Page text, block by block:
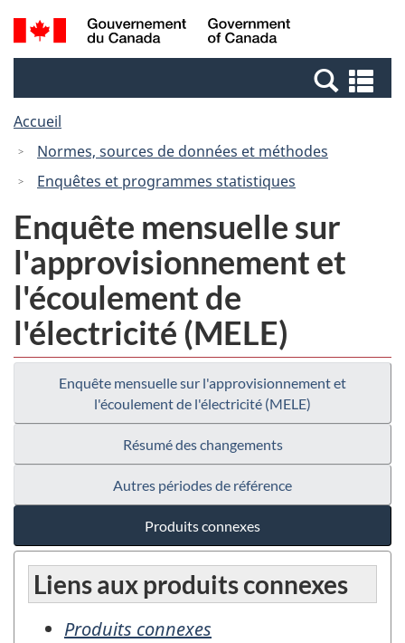
Passer
au
Passer
à
Canada
Recherche
et
et
Accueil
Normes, sources de données et méthodes
Enquêtes et programmes statistiques
Enquête mensuelle sur
l'approvisionnement et
l'écoulement de
l'électricité (MELE)
Enquête mensuelle sur l'approvisionnement et
l'écoulement de l'électricité (MELE)
Résumé des changements
Autres périodes de référence
Produits connexes
Liens aux produits connexes
Produits connexes